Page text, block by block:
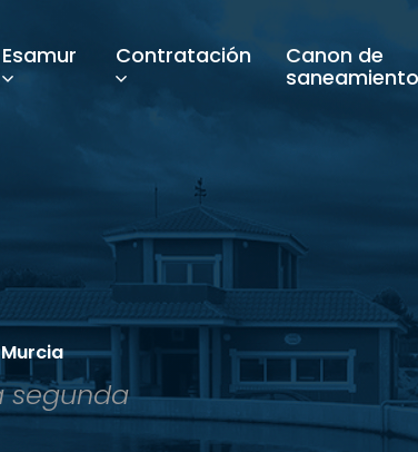
Esamur Contratación
Canon de
saneamiento
segunda